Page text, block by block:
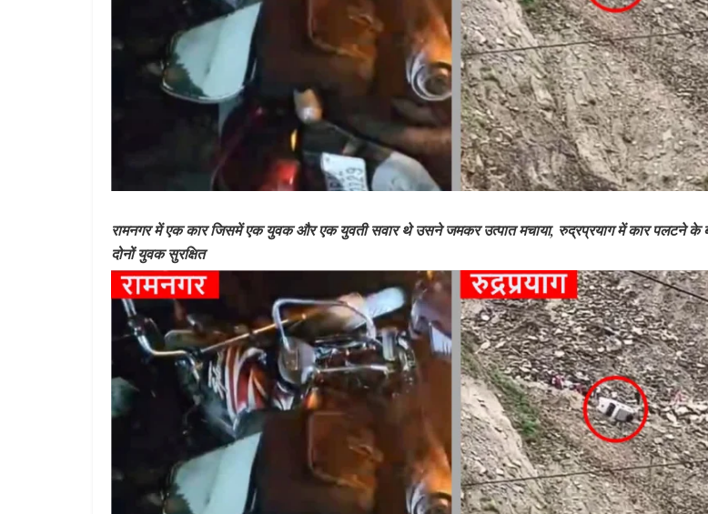
रामनगर में एक कार जिसमें एक युवक और एक युवती सवार थे उसने जमकर उत्पात मचाया, रुद्रप्रयाग में कार पलटने के
दोनों युवक सुरक्षित